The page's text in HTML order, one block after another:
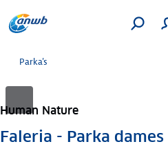
Parka's
Human Nature
Faleria - Parka dames